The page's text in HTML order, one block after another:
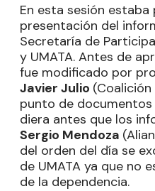
En esta sesión
presentación del
Secretaría de
y UMATA. Antes de
fue modificado por
Javier Julio
punto de
diera antes que los
Sergio Mendoza
del orden del día se
de UMATA ya que no
de la dependencia.